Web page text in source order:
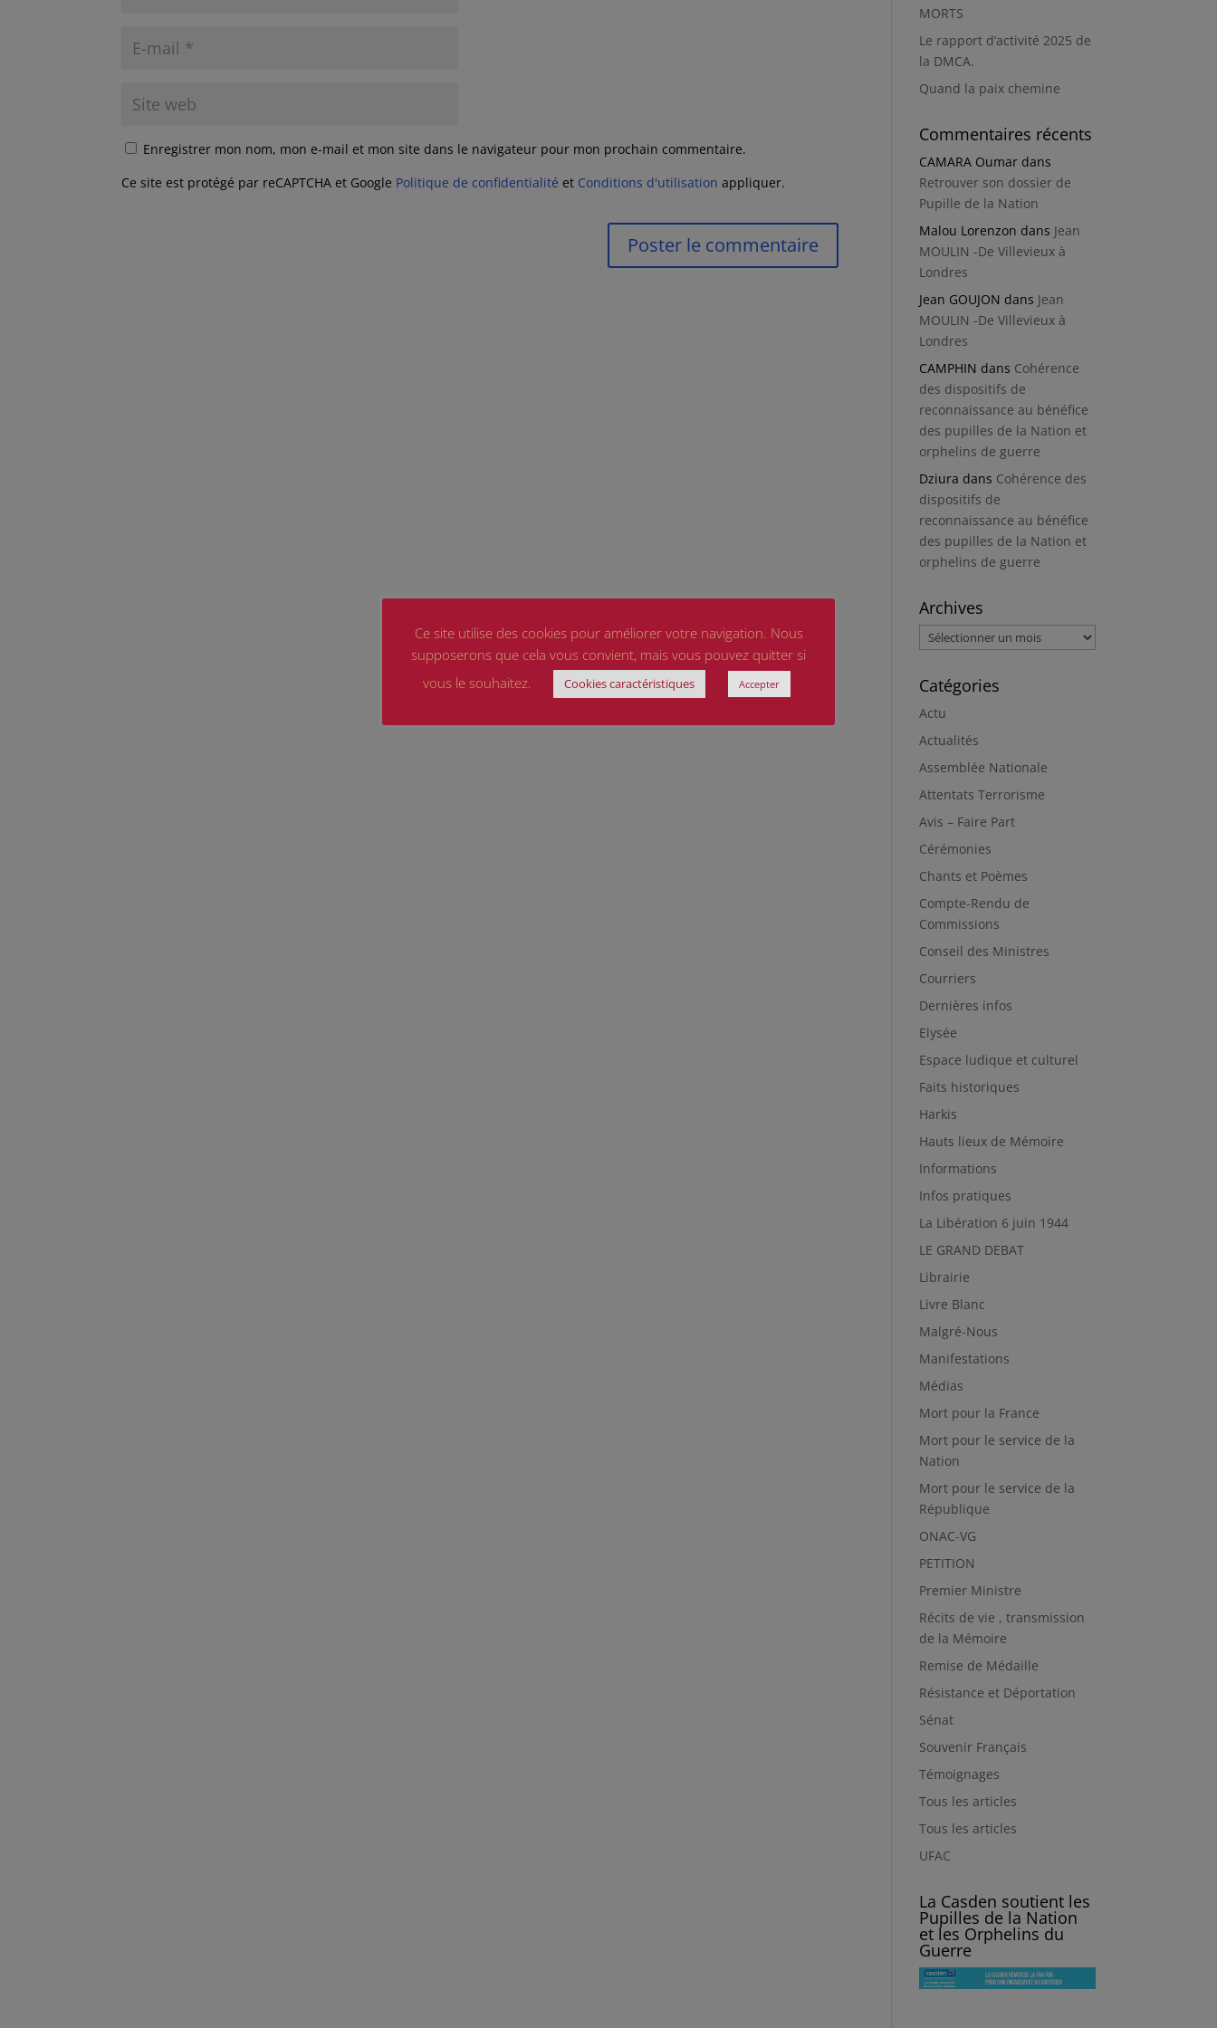
Enregistrer mon nom, mon e-mail et mon site dans le navigateur pour mon prochain commentaire.
Ce site est protégé par reCAPTCHA et Google Politique de confidentialité et Conditions d'utilisation appliquer.
MORTS
Le rapport d’activité 2025 de
la DMCA.
Quand la paix chemine
Commentaires récents
CAMARA Oumar dans
Retrouver son dossier de
Pupille de la Nation
Malou Lorenzon dans Jean
MOULIN -De Villevieux à
Londres
Jean GOUJON dans Jean
MOULIN -De Villevieux à
Londres
CAMPHIN dans Cohérence
des dispositifs de
reconnaissance au bénéfice
des pupilles de la Nation et
orphelins de guerre
Dziura dans Cohérence des
dispositifs de
reconnaissance au bénéfice
des pupilles de la Nation et
orphelins de guerre
Archives
Archives
Catégories
Actu
Actualités
Assemblée Nationale
Attentats Terrorisme
Avis – Faire Part
Cérémonies
Chants et Poèmes
Compte-Rendu de
Commissions
Conseil des Ministres
Courriers
Dernières infos
Elysée
Espace ludique et culturel
Faits historiques
Harkis
Hauts lieux de Mémoire
Informations
Infos pratiques
La Libération 6 juin 1944
LE GRAND DEBAT
Librairie
Livre Blanc
Malgré-Nous
Manifestations
Médias
Mort pour la France
Mort pour le service de la
Nation
Mort pour le service de la
République
ONAC-VG
PETITION
Premier Ministre
Récits de vie , transmission
de la Mémoire
Remise de Médaille
Résistance et Déportation
Sénat
Souvenir Français
Témoignages
Tous les articles
Tous les articles
UFAC
La Casden soutient les
Pupilles de la Nation
et les Orphelins du
Guerre
Ce site utilise des cookies pour améliorer votre navigation. Nous
supposerons que cela vous convient, mais vous pouvez quitter si
vous le souhaitez.
Cookies caractéristiques Accepter